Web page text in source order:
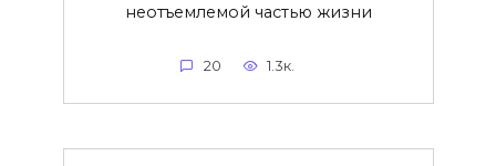
неотъемлемой частью жизни
20 1.3к.